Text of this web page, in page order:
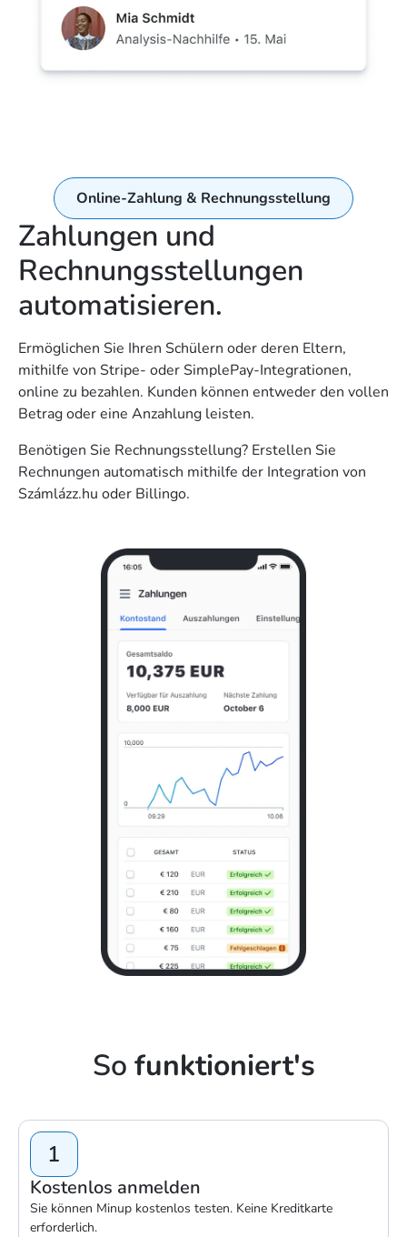
Online-Zahlung & Rechnungsstellung
Zahlungen und
Rechnungsstellungen
automatisieren.
Ermöglichen Sie Ihren Schülern oder deren Eltern,
mithilfe von Stripe- oder SimplePay-Integrationen,
online zu bezahlen. Kunden können entweder den vollen
Betrag oder eine Anzahlung leisten.
Benötigen Sie Rechnungsstellung? Erstellen Sie
Rechnungen automatisch mithilfe der Integration von
Számlázz.hu oder Billingo.
So funktioniert's
1
Kostenlos anmelden
Sie können Minup kostenlos testen. Keine Kreditkarte
erforderlich.